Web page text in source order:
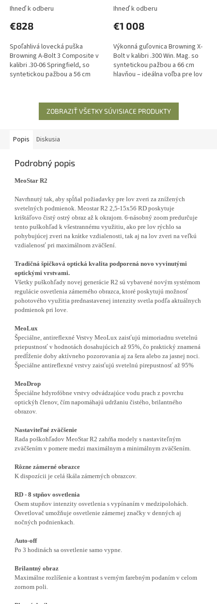
Ihneď k odberu
€828
Spoľahlivá lovecká puška
Browning A-Bolt 3 Composite v
kalibri .30-06 Springfield, so
syntetickou pažbou a 56 cm
B035236229
Ihneď k odberu
€1 008
Výkonná guľovnica Browning X-
Bolt v kalibri .300 Win. Mag. so
syntetickou pažbou a 66 cm
hlavňou – ideálna voľba pre lov
ZOBRAZIŤ VŠETKY SÚVISIACE PRODUKTY
Popis Diskusia
Podrobný popis
MeoStar R2
Navrhnutý tak, aby spĺňal požiadavky pre lov zveri za znížených
svetelných podmienok. Meostar R2 2,5-15x56 RD poskytuje
krištáľovo čistý ostrý obraz až k okrajom. 6-násobný zoom predurčuje
tento puškohľad k všestrannému využitiu, ako pre lov rýchlo sa
pohybujúcej zveri na krátke vzdialenosti, tak aj na lov zveri na veľkú
vzdialenosť pri maximálnom zväčšení.
Tradičná špičková optická kvalita podporená novo vyvinutými
optickými vrstvami.
Všetky puškohľady novej generácie R2 sú vybavené novým systémom
regulácie osvetlenia zámerného obrazca, ktoré poskytujú možnosť
pohotového využitia prednastavenej intenzity svetla podľa aktuálnych
podmienok pri love.
MeoLux
Špeciálne, antireflexné Vrstvy MeoLux zaisťujú mimoriadnu svetelnú
priepustnosť v hodnotách dosahujúcich až 95%, čo praktický znamená
predĺženie doby aktívneho pozorovania aj za šera alebo za jasnej noci.
Špeciálne antireflexné vrstvy zaisťujú svetelnú pirepustnosť až 95%
MeoDrop
Špeciálne hdyrofóbne vrstvy odvádzajúce vodu prach z povrchu
optickýh členov, čím napomáhajú udržaniu čistého, brilantného
obrazov.
Nastaviteľné zväčšenie
Rada poškohľadov MeoStar R2 zahŕňa modely s nastaviteľným
zväčšením v pomere medzi maximálnym a minimálnym zväčšením.
Rôzne zámerné obrazce
K dispozícii je celá škála zámerných obrazcov.
RD - 8 stpňov osvetlenia
Osem stupňov intenzity osvetlenia s vypínaním v medzipolohách.
Osvetlovač umožňuje osvetlenie zámernej značky v denných aj
nočných podnienkach.
Auto-off
Po 3 hodinách sa osvetlenie samo vypne.
Brilantný obraz
Maximálne rozlíšenie a kontrast s verným farebným podaním v celom
zornom poli.